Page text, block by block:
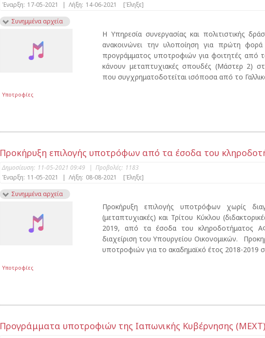
Έναρξη: 17-05-2021 | Λήξη: 14-06-2021
[Έληξε]
Συνημμένα αρχεία
H Υπηρεσία συνεργασίας και πολιτιστικής
ανακοινώνει την υλοποίηση για πρώτη
προγράμματος υποτροφιών για φοιτητές από
κάνουν μεταπτυχιακές σπουδές (Μάστερ 2)
που συγχρηματοδοτείται ισόποσα από το
Υποτροφίες
Προκήρυξη επιλογής υποτρόφων από τα έσοδα του
Δημοσίευση: 11-05-2021 09:49 Προβολές: 1183
Έναρξη: 11-05-2021 Λήξη: 08-08-2021
[Έληξε]
Συνημμένα αρχεία
Προκήρυξη επιλογής υποτρόφων χωρίς
(μεταπτυχιακές) και Τρίτου Κύκλου
2019, από τα έσοδα του κληροδοτήματος
διαχείριση του Υπουργείου Οικονομικών.
υποτροφιών για το ακαδημαϊκό έτος 2018-2019
Υποτροφίες
Προγράμματα υποτροφιών της Ιαπωνικής Κυβέρνησης (ΜΕΧΤ)